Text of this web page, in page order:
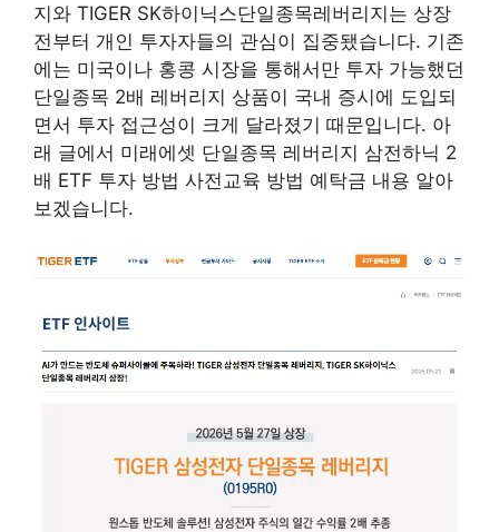
지와 TIGER SK하이닉스단일종목레버리지는 상장
전부터 개인 투자자들의 관심이 집중됐습니다. 기존
에는 미국이나 홍콩 시장을 통해서만 투자 가능했던
단일종목 2배 레버리지 상품이 국내 증시에 도입되
면서 투자 접근성이 크게 달라졌기 때문입니다. 아
래 글에서 미래에셋 단일종목 레버리지 삼전하닉 2
배 ETF 투자 방법 사전교육 방법 예탁금 내용 알아
보겠습니다.